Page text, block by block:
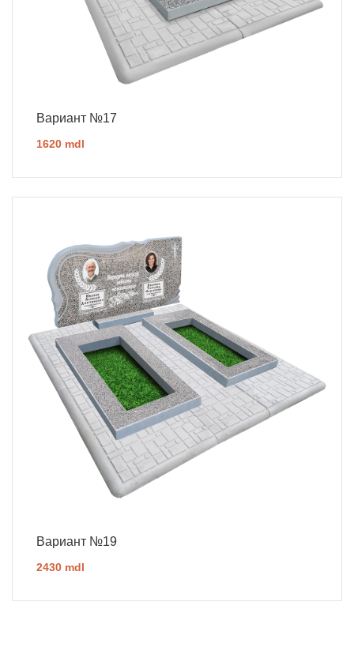
Вариант №17
1620 mdl
Вариант №19
2430 mdl